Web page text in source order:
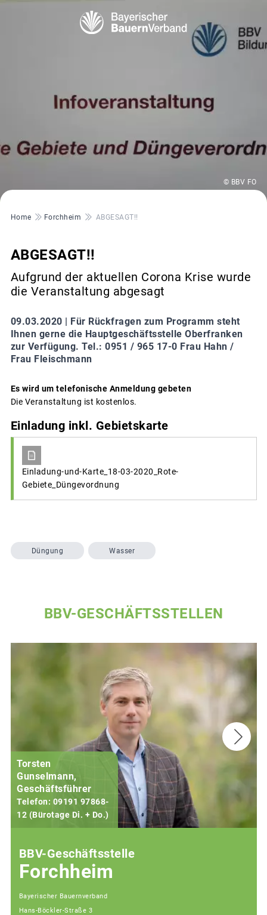
© BBV FO
Pfadnavigation
Home Forchheim ABGESAGT!!
ABGESAGT!!
Aufgrund der aktuellen Corona Krise wurde
die Veranstaltung abgesagt
09.03.2020 | Für Rückfragen zum Programm steht
Ihnen gerne die Hauptgeschäftsstelle Oberfranken
zur Verfügung. Tel.: 0951 / 965 17-0 Frau Hahn /
Frau Fleischmann
Es wird um telefonische Anmeldung gebeten
Die Veranstaltung ist kostenlos.
Einladung inkl. Gebietskarte
Einladung-und-Karte_18-03-2020_Rote-
Gebiete_Düngevordnung
Düngung Wasser
BBV-GESCHÄFTSSTELLEN
Torsten
Gunselmann,
Geschäftsführer
Telefon: 09191 97868-
12 (Bürotage Di. + Do.)
BBV-Geschäftsstelle
Forchheim
Bayerischer Bauernverband
Hans-Böckler-Straße 3